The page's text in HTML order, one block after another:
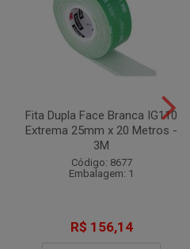
Fita Dupla Face Branca IG110
Extrema 25mm x 20 Metros -
3M
Código: 8677
Embalagem: 1
R$ 156,14